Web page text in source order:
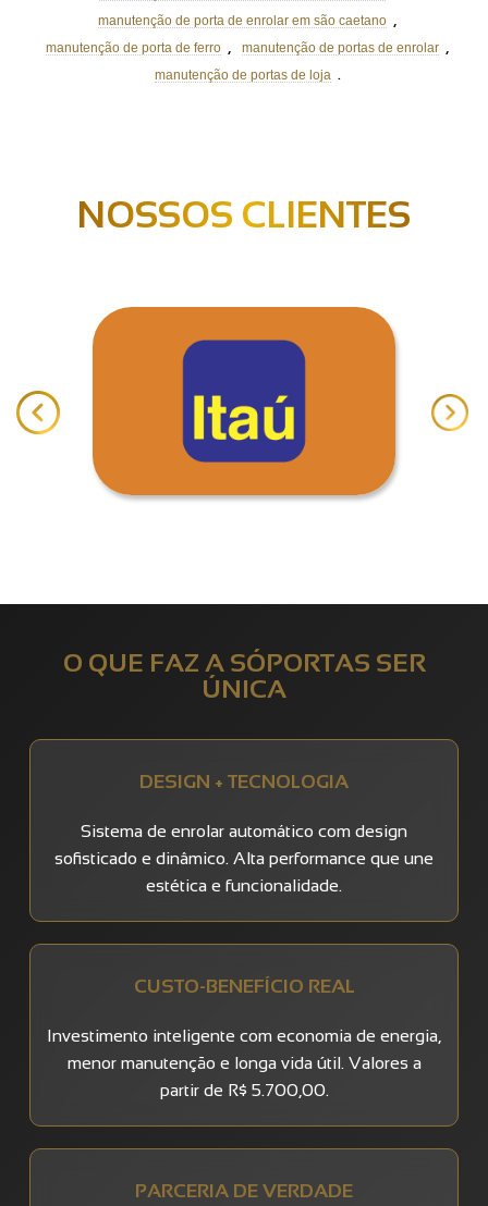
manutenção de porta de enrolar em são caetano
manutenção de porta de ferro manutenção de portas de enrolar
manutenção de portas de loja .
NOSSOS CLIENTES
O QUE FAZ A SÓPORTAS SER
ÚNICA
DESIGN + TECNOLOGIA
Sistema de enrolar automático com design
sofisticado e dinâmico. Alta performance que une
estética e funcionalidade.
CUSTO-BENEFÍCIO REAL
Investimento inteligente com economia de energia,
menor manutenção e longa vida útil. Valores a
partir de R$ 5.700,00.
PARCERIA DE VERDADE